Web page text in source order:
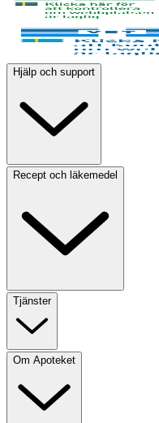
Hjälp och support
Recept och läkemedel
Tjänster
Om Apoteket